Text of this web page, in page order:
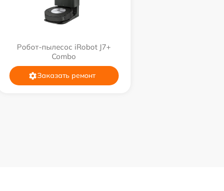
Робот-пылесос iRobot J7+
Combo
Заказать ремонт